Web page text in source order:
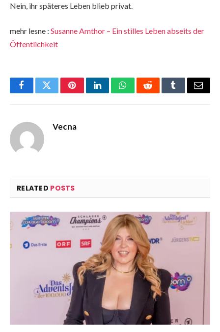
Nein, ihr späteres Leben blieb privat.
mehr lesne : Susanne Amthor – Ein stilles Leben abseits der
Öffentlichkeit
FacebookTwitterPinterestLinkedInWhatsAppRedditTumblrEmail
Vecna
RELATED POSTS